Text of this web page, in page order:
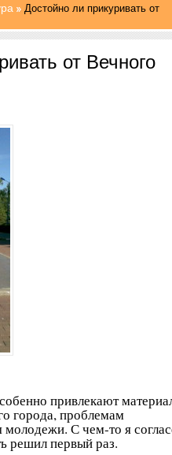
Достойно ли прикуривать от
от Вечного
привлекают
города, проблемам
молодежи. С чем-то я
решил первый раз.